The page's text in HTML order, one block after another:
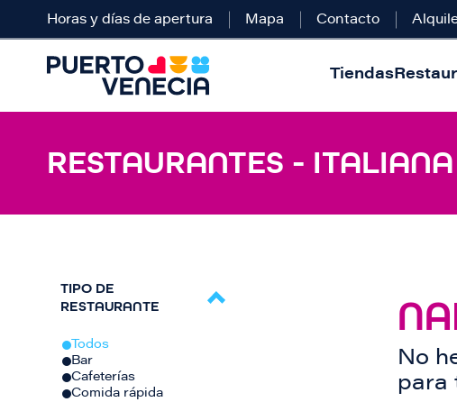
Horas y días de apertura Mapa Contacto
Tiendas
RESTAURANTES -
TIPO DE
RESTAURANTE
Todos
Bar
Cafeterías
Comida rápida
No
para